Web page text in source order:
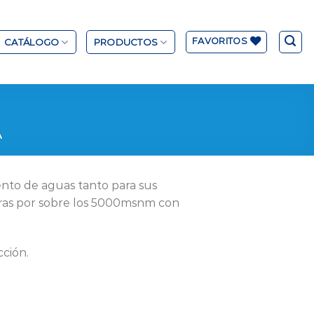
CATÁLOGO PRODUCTOS FAVORITOS
de aguas tanto para sus
por sobre los 5000msnm con